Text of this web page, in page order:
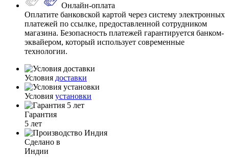
Онлайн-оплата
Оплатите банковской картой через систему электронных
платежей по ссылке, предоставленной сотрудником
магазина. Безопасность платежей гарантируется банком-
эквайером, который использует современные
технологии.
Условия доставки
Условия установки
Гарантия
5 лет
Сделано в
Индии